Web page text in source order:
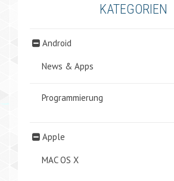
KATEGORIEN
Android
News & Apps
Programmierung
Apple
MAC OS X